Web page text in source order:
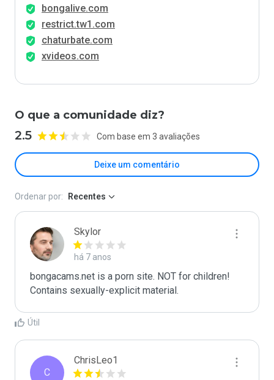
bongalive.com
restrict.tw1.com
chaturbate.com
xvideos.com
O que a comunidade diz?
2.5 Com base em 3 avaliações
Deixe um comentário
Ordenar por: Recentes
Skylor
há 7 anos
bongacams.net is a porn site. NOT for children!
Contains sexually-explicit material.
Útil
C
ChrisLeo1